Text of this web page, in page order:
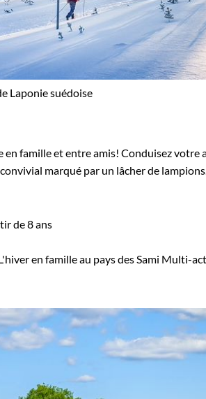
famille et entre amis! Conduisez votre
marqué par un lâcher de
de 8 ans
en famille au pays des Sami Multi-